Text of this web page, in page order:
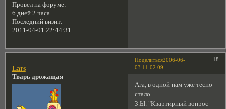
Провел на форуме:
6 дней 2 часа
Последний визит:
2011-04-01 22:44:31
Поделиться 18
2006-06-
03 11:02:09
Lars
Тварь дрожащая
Ага, в одной нам уже тесно
стало
З.Ы. "Квартирный вопрос